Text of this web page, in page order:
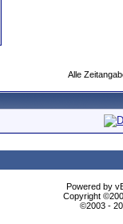
Alle
Powered by
Copyright
©2003 -